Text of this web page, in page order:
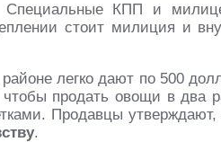
КПП и
стоит милиция и
легко дают по 500
продать овощи в два
Продавцы
.